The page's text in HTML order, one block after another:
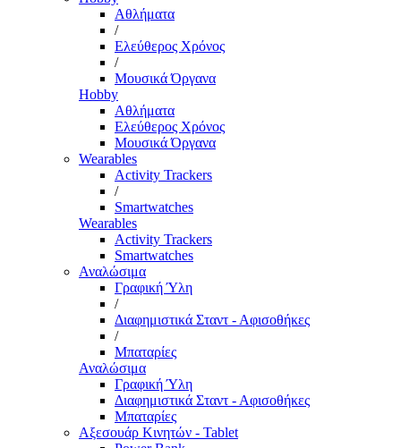
Αθλήματα
/
Ελεύθερος Χρόνος
/
Μουσικά Όργανα
Hobby
Αθλήματα
Ελεύθερος Χρόνος
Μουσικά Όργανα
Wearables
Activity Trackers
/
Smartwatches
Wearables
Activity Trackers
Smartwatches
Αναλώσιμα
Γραφική Ύλη
/
Διαφημιστικά Σταντ - Αφισοθήκες
/
Μπαταρίες
Αναλώσιμα
Γραφική Ύλη
Διαφημιστικά Σταντ - Αφισοθήκες
Μπαταρίες
Αξεσουάρ Κινητών - Tablet